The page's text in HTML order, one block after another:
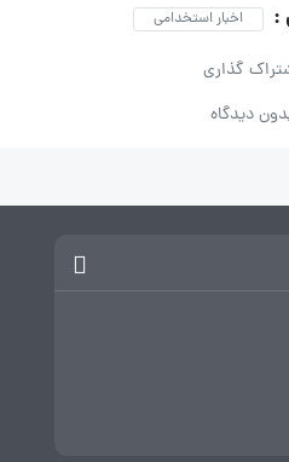
: اخبار استخدامی
گذاری
دیدگاه